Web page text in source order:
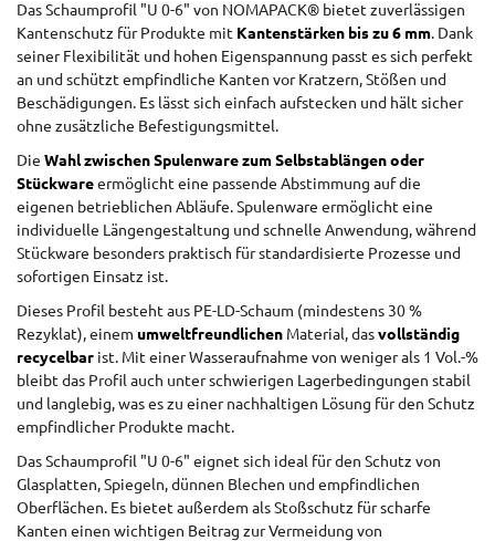
Das Schaumprofil "U 0-6" von NOMAPACK® bietet zuverlässigen
Kantenschutz für Produkte mit Kantenstärken bis zu 6 mm. Dank
seiner Flexibilität und hohen Eigenspannung passt es sich perfekt
an und schützt empfindliche Kanten vor Kratzern, Stößen und
Beschädigungen. Es lässt sich einfach aufstecken und hält sicher
ohne zusätzliche Befestigungsmittel.
Die Wahl zwischen Spulenware zum Selbstablängen oder
Stückwareermöglicht eine passende Abstimmung auf die
eigenen betrieblichen Abläufe. Spulenware ermöglicht eine
individuelle Längengestaltung und schnelle Anwendung, während
Stückware besonders praktisch für standardisierte Prozesse und
sofortigen Einsatz ist.
Dieses Profil besteht aus PE-LD-Schaum (mindestens 30 %
Rezyklat), einem umweltfreundlichen Material, dasvollständig
recycelbar ist. Mit einer Wasseraufnahme von weniger als 1 Vol.-%
bleibt das Profil auch unter schwierigen Lagerbedingungen stabil
und langlebig, was es zu einer nachhaltigen Lösung für den Schutz
empfindlicher Produkte macht.
Das Schaumprofil "U 0-6" eignet sich ideal für den Schutz von
Glasplatten, Spiegeln, dünnen Blechen und empfindlichen
Oberflächen. Es bietet außerdem als Stoßschutz für scharfe
Kanten einen wichtigen Beitrag zur Vermeidung von